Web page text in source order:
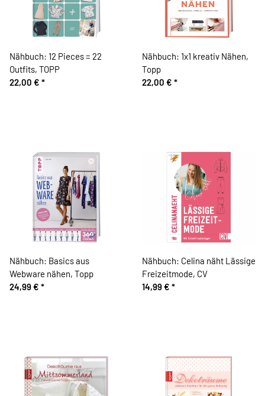
Nähbuch: 12 Pieces = 22
Outfits, TOPP
22,00 € *
Nähbuch: 1x1 kreativ Nähen,
Topp
22,00 € *
Nähbuch: Basics aus
Webware nähen, Topp
24,99 € *
Nähbuch: Celina näht Lässige
Freizeitmode, CV
14,99 € *